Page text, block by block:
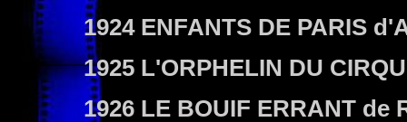
1924 ENFANTS DE PARIS
1925 L'ORPHELIN DU
1926 LE BOUIF ERRANT de